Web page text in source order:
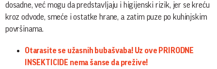
dosadne, već mogu da predstavljaju i higijenski rizik, jer se kreću
kroz odvode, smeće i ostatke hrane, a zatim puze po kuhinjskim
površinama.
Otarasite se užasnih bubašvaba! Uz ove PRIRODNE
INSEKTICIDE nema šanse da prežive!